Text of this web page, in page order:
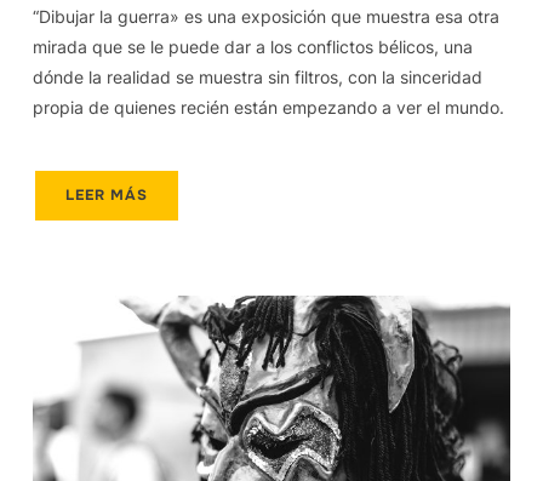
“Dibujar la guerra» es una exposición que muestra esa otra
mirada que se le puede dar a los conflictos bélicos, una
dónde la realidad se muestra sin filtros, con la sinceridad
propia de quienes recién están empezando a ver el mundo.
LEER MÁS